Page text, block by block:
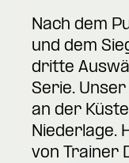
Nach dem
und dem
dritte
Serie.
an der
Niederlage.
von Trainer